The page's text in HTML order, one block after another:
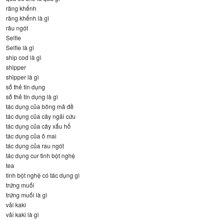
răng khểnh
răng khểnh là gì
râu ngót
Selfie
Selfie là gì
ship cod là gì
shipper
shipper là gì
số thẻ tín dụng
số thẻ tín dụng là gì
tác dụng của bông mã đề
tác dụng của cây ngải cứu
tác dụng của cây xấu hổ
tác dụng của ô mai
tác dụng của rau ngót
tác dụng cur tinh bột nghệ
tea
tinh bột nghệ có tác dụng gì
trứng muối
trứng muối là gì
vải kaki
vải kaki là gì